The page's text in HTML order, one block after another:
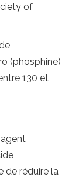
of
(phosphine)
130 et
de réduire la